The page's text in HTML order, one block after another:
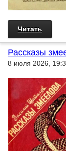
Читать
Рассказы
8 июля 2026,